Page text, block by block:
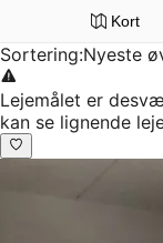
Kort
Sortering:Nyeste
Lejemålet er
kan se lignende